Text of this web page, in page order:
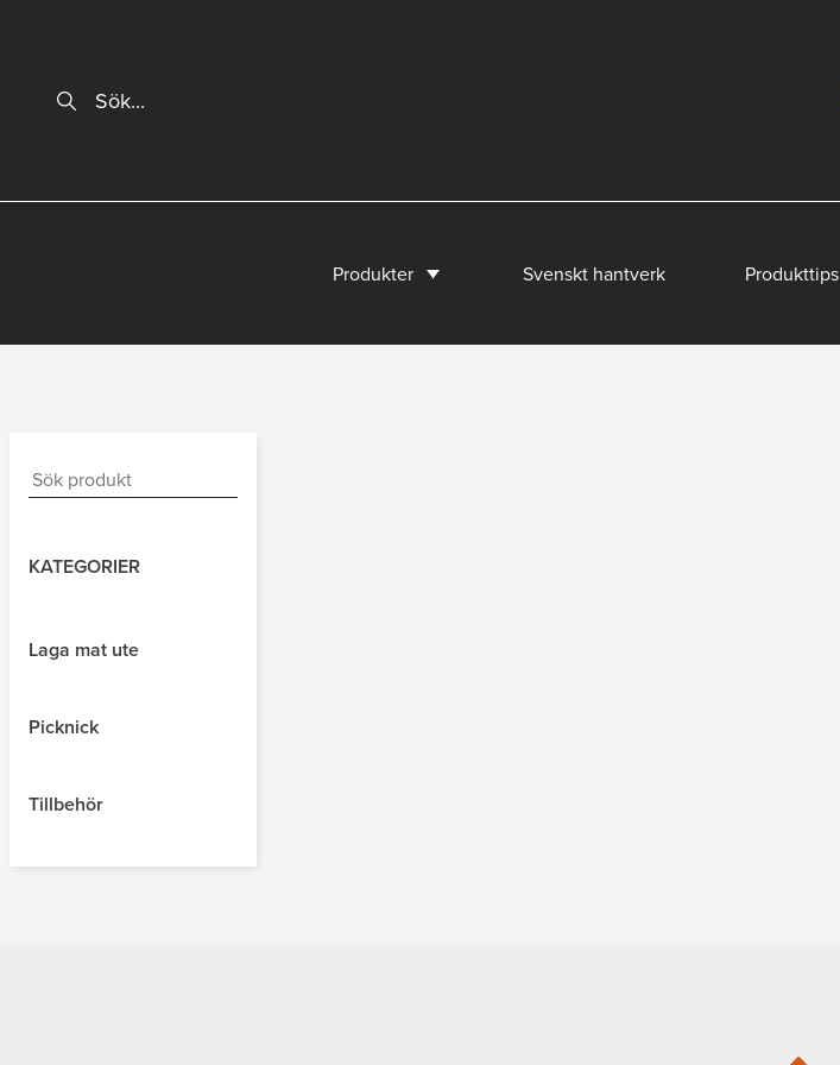
Produkter Svenskt hantverk Produkttips
KATEGORIER
Laga mat ute
Picknick
Tillbehör